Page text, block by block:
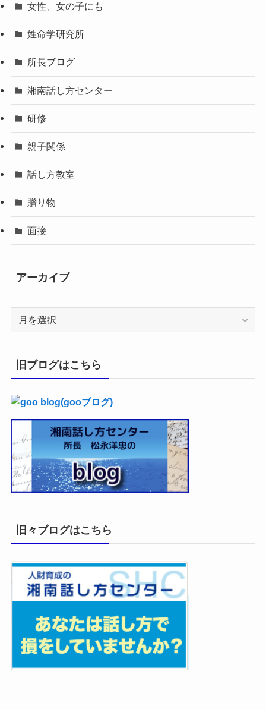
女性、女の子にも
姓命学研究所
所長ブログ
湘南話し方センター
研修
親子関係
話し方教室
贈り物
面接
アーカイブ
イ
ブ
旧ブログはこちら
旧々ブログはこちら